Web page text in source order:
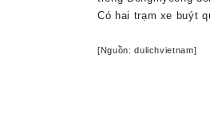
Có hai trạm xe buýt
[Nguồn: dulichvietnam]